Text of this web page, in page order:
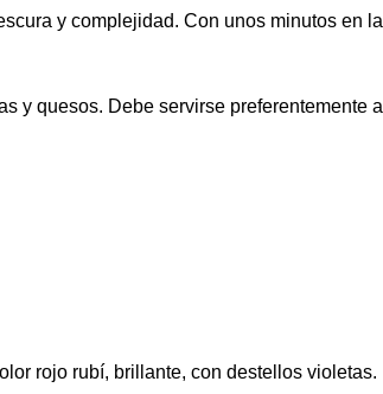
y complejidad. Con unos minutos en la
y quesos. Debe servirse preferentemente a
rojo rubí, brillante, con destellos violetas.